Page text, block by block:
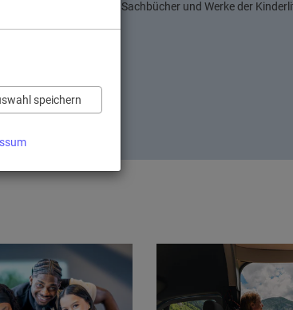
speichern
empfehlen wir Romane, Sachbücher und Werke der